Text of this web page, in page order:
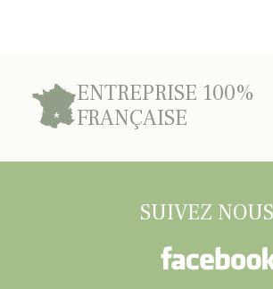
ENTREPRISE 100%
FRANÇAISE
SUIVEZ